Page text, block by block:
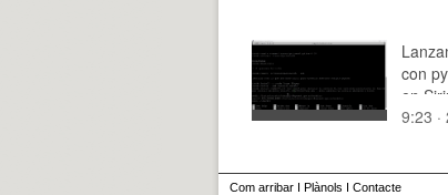
con
en
3.
9:23 ·
Com arribar I Plànols I Contacte